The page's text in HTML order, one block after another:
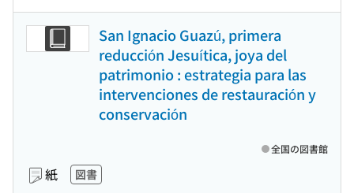
San Ignacio Guazú, primera
reducción Jesuítica, joya del
patrimonio : estrategia para las
intervenciones de restauración y
conservación
紙 図書
全国の図書館